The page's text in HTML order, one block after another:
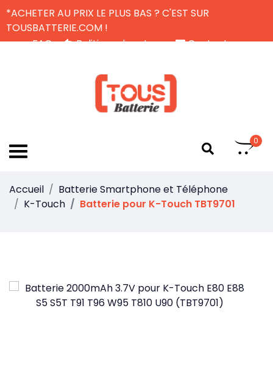
*ACHETER AU PRIX LE PLUS BAS ? C'EST SUR
TOUSBATTERIE.COM !
FAQ
Politique de retour
Contactez-nous
0
Accueil
Batterie Smartphone et Téléphone
K-Touch
Batterie pour K-Touch TBT9701